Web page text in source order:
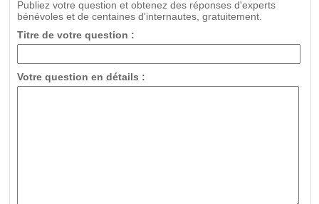
Publiez votre question et obtenez des réponses d'experts
bénévoles et de centaines d'internautes, gratuitement.
Titre de votre question :
Votre question en détails :